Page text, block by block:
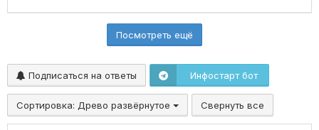
Посмотреть ещё
Подписаться на ответы Инфостарт бот
Сортировка: Древо развёрнутое Свернуть все